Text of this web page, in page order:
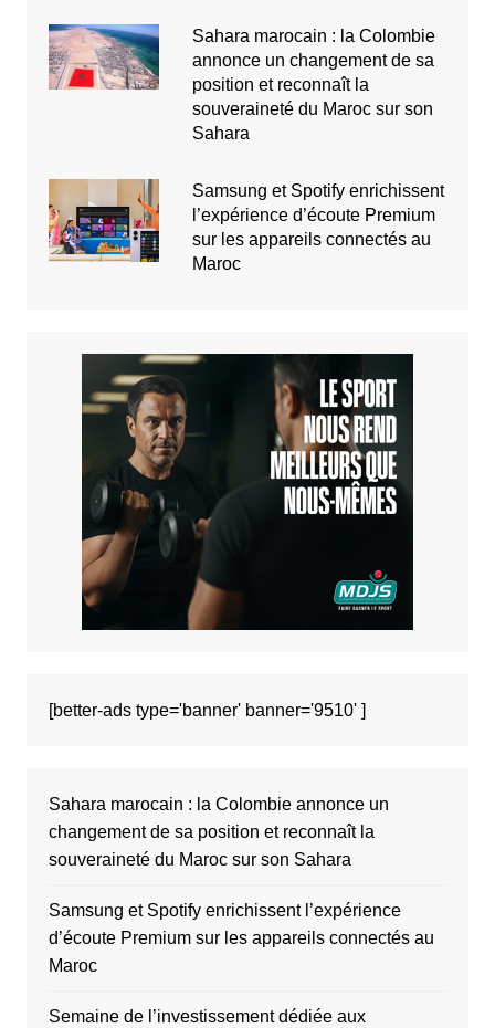
Sahara marocain : la Colombie
annonce un changement de sa
position et reconnaît la
souveraineté du Maroc sur son
Sahara
Samsung et Spotify enrichissent
l’expérience d’écoute Premium
sur les appareils connectés au
Maroc
[better-ads type='banner' banner='9510' ]
Sahara marocain : la Colombie annonce un
changement de sa position et reconnaît la
souveraineté du Maroc sur son Sahara
Samsung et Spotify enrichissent l’expérience
d’écoute Premium sur les appareils connectés au
Maroc
Semaine de l’investissement dédiée aux